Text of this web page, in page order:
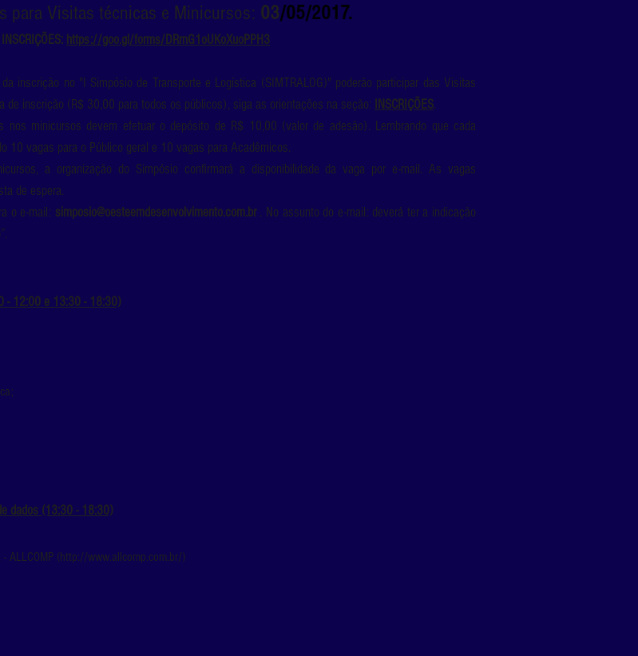
para Visitas técnicas e Minicursos: 03/05/2017.
https://goo.gl/forms/DRrnG1oUKoXuoPPH3
inscrição no "I Simpósio de Transporte e Logística (SIMTRALOG)" poderão participar das Visitas
de inscrição (R$ 30,00 para todos os públicos), siga as orientações na seção:
INSCRIÇÕES.
minicursos devem efetuar o depósito de R$ 10,00 (valor de adesão). Lembrando que cada
10 vagas para o Público geral e 10 vagas para Acadêmicos.
a organização do Simpósio confirmará a disponibilidade da vaga por e-mail. As vagas
de espera.
o e-mail: simposio@oesteemdesenvolvimento.com.br . No assunto do e-mail: deverá ter a indicação
- 12:00 e 13:30 - 18:30)
dados (13:30 - 18:30)
ALLCOMP (http://www.allcomp.com.br/)